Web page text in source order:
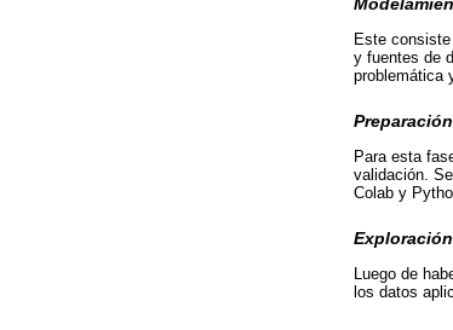
Este
y fuentes de
problemática
Para esta
validación.
Colab y
Luego de
los datos